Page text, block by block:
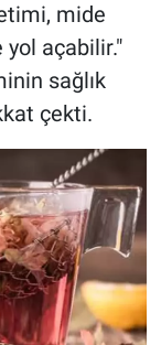
mide
açabilir."
sağlık
çekti.